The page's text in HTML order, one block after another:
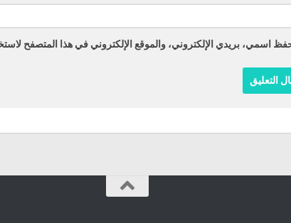
اسمي، بريدي الإلكتروني، والموقع الإلكتروني في هذا المتصفح